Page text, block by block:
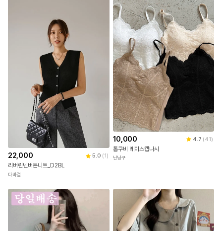
22,000 5.0 (1 )
리버린넨버튼니트_D2BL
다바걸
10,000 4.7 (41)
톰쿠비 레이스캡나시
난닝구